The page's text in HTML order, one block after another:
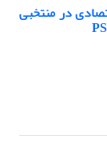
در منتخبی